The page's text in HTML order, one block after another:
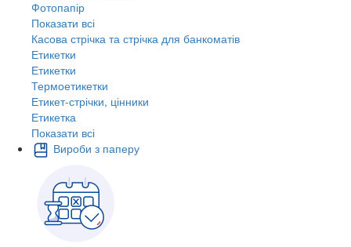
Фотопапір
Показати всі
Касова стрічка та стрічка для банкоматів
Етикетки
Етикетки
Термоетикетки
Етикет-стрічки, цінники
Етикетка
Показати всі
Вироби з паперу